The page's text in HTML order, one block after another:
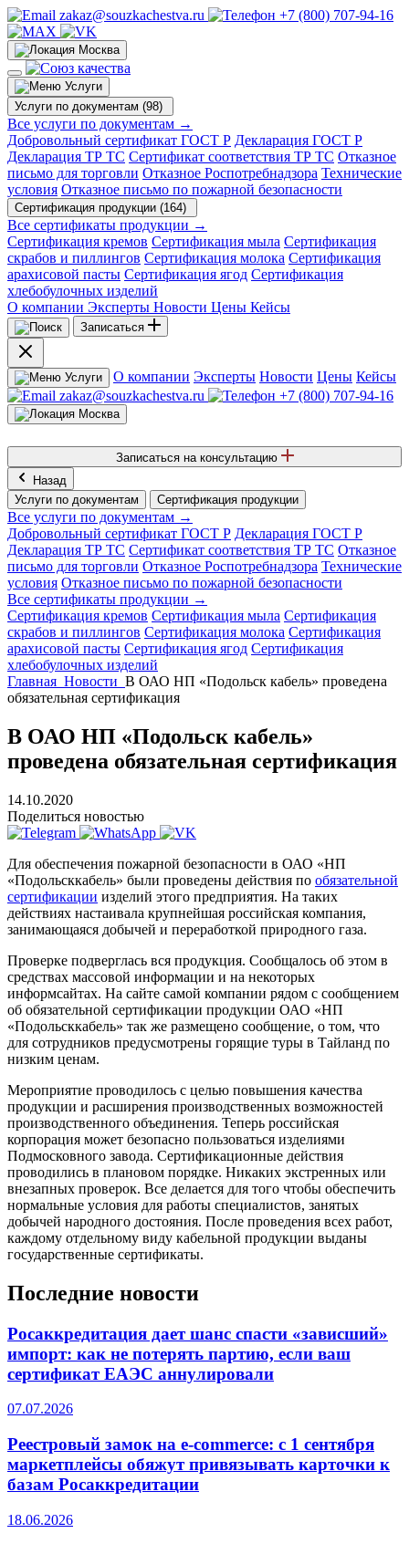
zakaz@souzkachestva.ru +7 (800) 707-94-16
Москва
Услуги
Услуги по документам (98)
Все услуги по документам →
Добровольный сертификат ГОСТ Р Декларация ГОСТ Р
Декларация ТР ТС Сертификат соответствия ТР ТС Отказное
письмо для торговли Отказное Роспотребнадзора Технические
условия Отказное письмо по пожарной безопасности
Сертификация продукции (164)
Все сертификаты продукции →
Сертификация кремов Сертификация мыла Сертификация
скрабов и пиллингов Сертификация молока Сертификация
арахисовой пасты Сертификация ягод Сертификация
хлебобулочных изделий
О компании Эксперты Новости Цены Кейсы
Записаться
Услуги О компании Эксперты Новости Цены Кейсы
zakaz@souzkachestva.ru
+7 (800) 707-94-16
Москва
Записаться на консультацию
Назад
Услуги по документам
Сертификация продукции
Все услуги по документам →
Добровольный сертификат ГОСТ Р Декларация ГОСТ Р
Декларация ТР ТС Сертификат соответствия ТР ТС Отказное
письмо для торговли Отказное Роспотребнадзора Технические
условия Отказное письмо по пожарной безопасности
Все сертификаты продукции →
Сертификация кремов Сертификация мыла Сертификация
скрабов и пиллингов Сертификация молока Сертификация
арахисовой пасты Сертификация ягод Сертификация
хлебобулочных изделий
Главная Новости В ОАО НП «Подольск кабель» проведена
обязательная сертификация
В ОАО НП «Подольск кабель»
проведена обязательная сертификация
14.10.2020
Поделиться новостью
Для обеспечения пожарной безопасности в ОАО «НП
«Подольсккабель» были проведены действия по обязательной
сертификации изделий этого предприятия. На таких
действиях настаивала крупнейшая российская компания,
занимающаяся добычей и переработкой природного газа.
Проверке подверглась вся продукция. Сообщалось об этом в
средствах массовой информации и на некоторых
информсайтах. На сайте самой компании рядом с сообщением
об обязательной сертификации продукции ОАО «НП
«Подольсккабель» так же размещено сообщение, о том, что
для сотрудников предусмотрены горящие туры в Тайланд по
низким ценам.
Мероприятие проводилось с целью повышения качества
продукции и расширения производственных возможностей
производственного объединения. Теперь российская
корпорация может безопасно пользоваться изделиями
Подмосковного завода. Сертификационные действия
проводились в плановом порядке. Никаких экстренных или
внезапных проверок. Все делается для того чтобы обеспечить
нормальные условия для работы специалистов, занятых
добычей народного достояния. После проведения всех работ,
каждому отдельному виду кабельной продукции выданы
государственные сертификаты.
Последние новости
Росаккредитация дает шанс спасти «зависший»
импорт: как не потерять партию, если ваш
сертификат ЕАЭС аннулировали
07.07.2026
Реестровый замок на e-commerce: с 1 сентября
маркетплейсы обяжут привязывать карточки к
базам Росаккредитации
18.06.2026